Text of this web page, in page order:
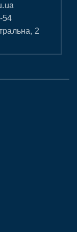
54
2